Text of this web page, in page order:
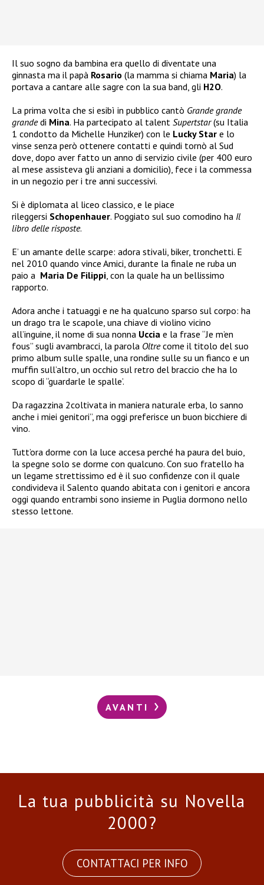
Il suo sogno da bambina era quello di diventate una
ginnasta ma il papà Rosario (la mamma si chiama Maria) la
portava a cantare alle sagre con la sua band, gli H2O.
La prima volta che si esibì in pubblico cantò Grande grande
grandedi Mina. Ha partecipato al talent Supertstar(su Italia
1 condotto da Michelle Hunziker) con le Lucky Star e lo
vinse senza però ottenere contatti e quindi tornò al Sud
dove, dopo aver fatto un anno di servizio civile (per 400 euro
al mese assisteva gli anziani a domicilio), fece i la commessa
in un negozio per i tre anni successivi.
Si è diplomata al liceo classico, e le piace
rileggersi Schopenhauer. Poggiato sul suo comodino ha Il
libro delle risposte.
E’ un amante delle scarpe: adora stivali, biker, tronchetti. E
nel 2010 quando vince Amici, durante la finale ne ruba un
paio a Maria De Filippi , con la quale ha un bellissimo
rapporto.
Adora anche i tatuaggi e ne ha qualcuno sparso sul corpo: ha
un drago tra le scapole, una chiave di violino vicino
all’inguine, il nome di sua nonna Uccia e la frase “Je m’en
fous” sugli avambracci, la parola Oltrecome il titolo del suo
primo album sulle spalle, una rondine sulle su un fianco e un
muffin sull’altro, un occhio sul retro del braccio che ha lo
scopo di “guardarle le spalle’.
Da ragazzina 2coltivata in maniera naturale erba, lo sanno
anche i miei genitori”, ma oggi preferisce un buon bicchiere di
vino.
Tutt’ora dorme con la luce accesa perché ha paura del buio,
la spegne solo se dorme con qualcuno. Con suo fratello ha
un legame strettissimo ed è il suo confidenze con il quale
condivideva il Salento quando abitata con i genitori e ancora
oggi quando entrambi sono insieme in Puglia dormono nello
stesso lettone.
AVANTI
La tua pubblicità su Novella
2000?
CONTATTACI PER INFO